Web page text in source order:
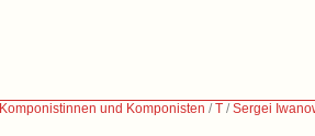
Komponistinnen und Komponisten /T /Sergei